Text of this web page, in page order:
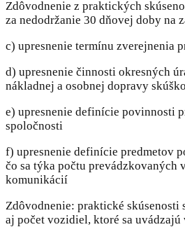
Zdôvodnenie z praktických
za nedodržanie 30 dňovej doby na
c) upresnenie termínu zverejnenia
d) upresnenie činnosti okresných
nákladnej a osobnej dopravy
e) upresnenie definície povinnosti
spoločnosti
f) upresnenie definície predmetov
čo sa týka počtu
komunikácií
Zdôvodnenie: praktické
aj počet vozidiel, ktoré sa